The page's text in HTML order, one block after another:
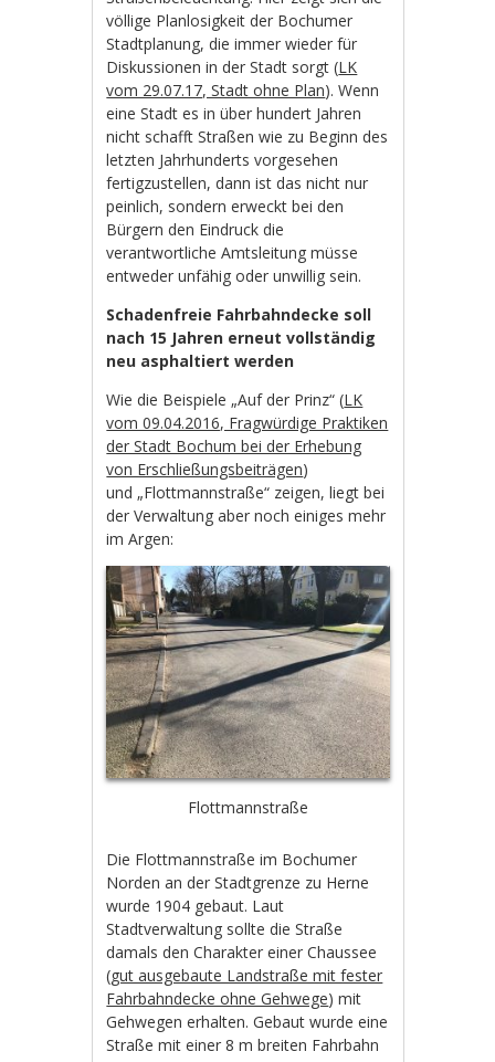
völlige Planlosigkeit der Bochumer
Stadtplanung, die immer wieder für
Diskussionen in der Stadt sorgt (LK
vom 29.07.17, Stadt ohne Plan). Wenn
eine Stadt es in über hundert Jahren
nicht schafft Straßen wie zu Beginn des
letzten Jahrhunderts vorgesehen
fertigzustellen, dann ist das nicht nur
peinlich, sondern erweckt bei den
Bürgern den Eindruck die
verantwortliche Amtsleitung müsse
entweder unfähig oder unwillig sein.
Schadenfreie Fahrbahndecke soll
nach 15 Jahren erneut vollständig
neu asphaltiert werden
Wie die Beispiele „Auf der Prinz“ (LK
vom 09.04.2016, Fragwürdige Praktiken
der Stadt Bochum bei der Erhebung
von Erschließungsbeiträgen)
und „Flottmannstraße“ zeigen, liegt bei
der Verwaltung aber noch einiges mehr
im Argen:
Flottmannstraße
Die Flottmannstraße im Bochumer
Norden an der Stadtgrenze zu Herne
wurde 1904 gebaut. Laut
Stadtverwaltung sollte die Straße
damals den Charakter einer Chaussee
(gut ausgebaute Landstraße mit fester
Fahrbahndecke ohne Gehwege) mit
Gehwegen erhalten. Gebaut wurde eine
Straße mit einer 8 m breiten Fahrbahn